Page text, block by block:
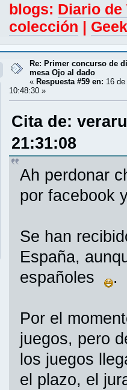
blogs: Diario
colección |
Re: Primer concurso de
mesa Ojo al dado
« Respuesta #59 en: 16
10:48:30 »
Cita de:
21:31:08
Ah perdonar
por facebook
Se han
España,
españoles .
Por el
juegos, pero
los juegos
el plazo, el